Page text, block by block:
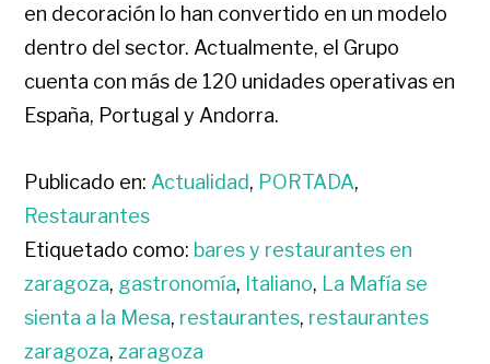
en decoración lo han convertido en un modelo
dentro del sector. Actualmente, el Grupo
cuenta con más de 120 unidades operativas en
España, Portugal y Andorra.
Publicado en: Actualidad, PORTADA,
Restaurantes
Etiquetado como: bares y restaurantes en
zaragoza, gastronomía, Italiano, La Mafía se
sienta a la Mesa, restaurantes, restaurantes
zaragoza,zaragoza